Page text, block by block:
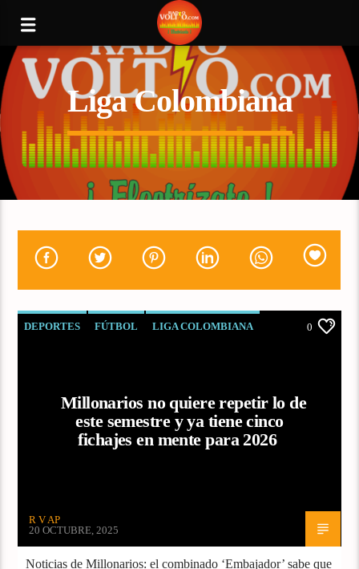
Liga Colombiana
DEPORTES FÚTBOL LIGA COLOMBIANA 0
Millonarios no quiere repetir lo de
este semestre y ya tiene cinco
fichajes en mente para 2026
R V AP
20 OCTUBRE, 2025
Noticias de Millonarios: el combinado ‘Embajador’ sabe que